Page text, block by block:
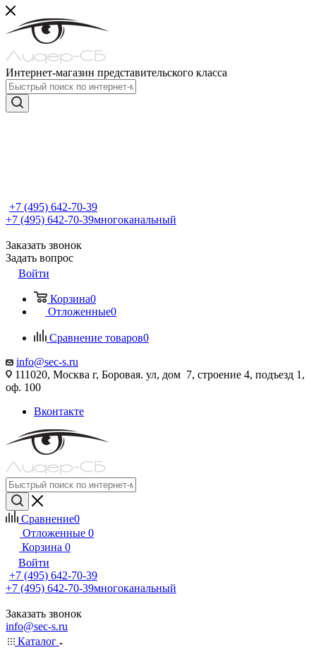
Интернет-магазин представительского класса
+7 (495) 642-70-39
+7 (495) 642-70-39многоканальный
Заказать звонок
Задать вопрос
Войти
Корзина0
Отложенные0
Сравнение товаров0
info@sec-s.ru
111020, Москва г, Боровая. ул, дом 7, строение 4, подъезд 1,
оф. 100
Вконтакте
Сравнение0
Отложенные 0
Корзина 0
Войти
+7 (495) 642-70-39
+7 (495) 642-70-39многоканальный
Заказать звонок
info@sec-s.ru
Каталог